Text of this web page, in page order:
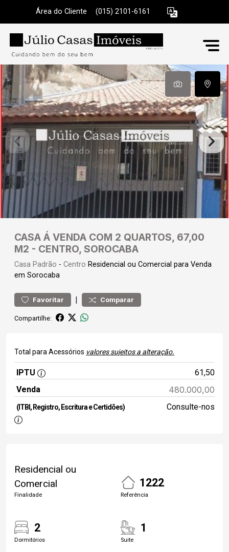
Área do Cliente (015) 2101-6161
CASA Á VENDA COM 2 QUARTOS, 67,00
M2 - CENTRO, SOROCABA
Casa Padrão - Centro Residencial ou Comercial para Venda
em Sorocaba
Favoritar | Comparar
Compartilhe:
Total para Acessórios valores sujeitos a alteração.
IPTU
61,50
Venda
480.000,00
(ITBI, Registro, Escritura e Certidões) Consulte-nos
Residencial ou
Comercial
Finalidade
1222
Referência
2
Dormitórios
1
Suite